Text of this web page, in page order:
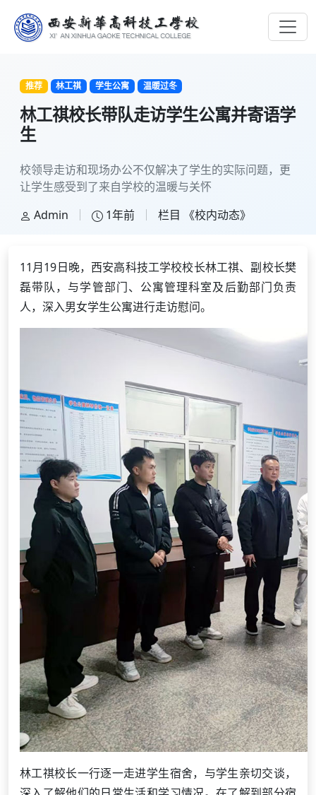
推荐 林工祺 学生公寓 温暖过冬
林工祺校长带队走访学生公寓并寄语学
生
校领导走访和现场办公不仅解决了学生的实际问题，更
让学生感受到了来自学校的温暖与关怀
Admin
1年前 栏目 《校内动态》
11月19日晚，西安高科技工学校校长林工祺、副校长樊
磊带队，与学管部门、公寓管理科室及后勤部门负责
人，深入男女学生公寓进行走访慰问。
林工祺校长一行逐一走进学生宿舍，与学生亲切交谈，